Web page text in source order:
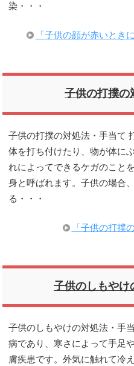
染・・・
「子供の顔が赤いとき
子供の打撲の
子供の打撲の対処法・手当て
体を打ち付けたり、物が体に
れによってできるケガのこと
身と呼ばれます。子供の場合
る・・・
「子供の打撲
子供のしもやけ
子供のしもやけの対処法・手
病であり、寒さによって手足
膚疾患です。外気に触れて冷